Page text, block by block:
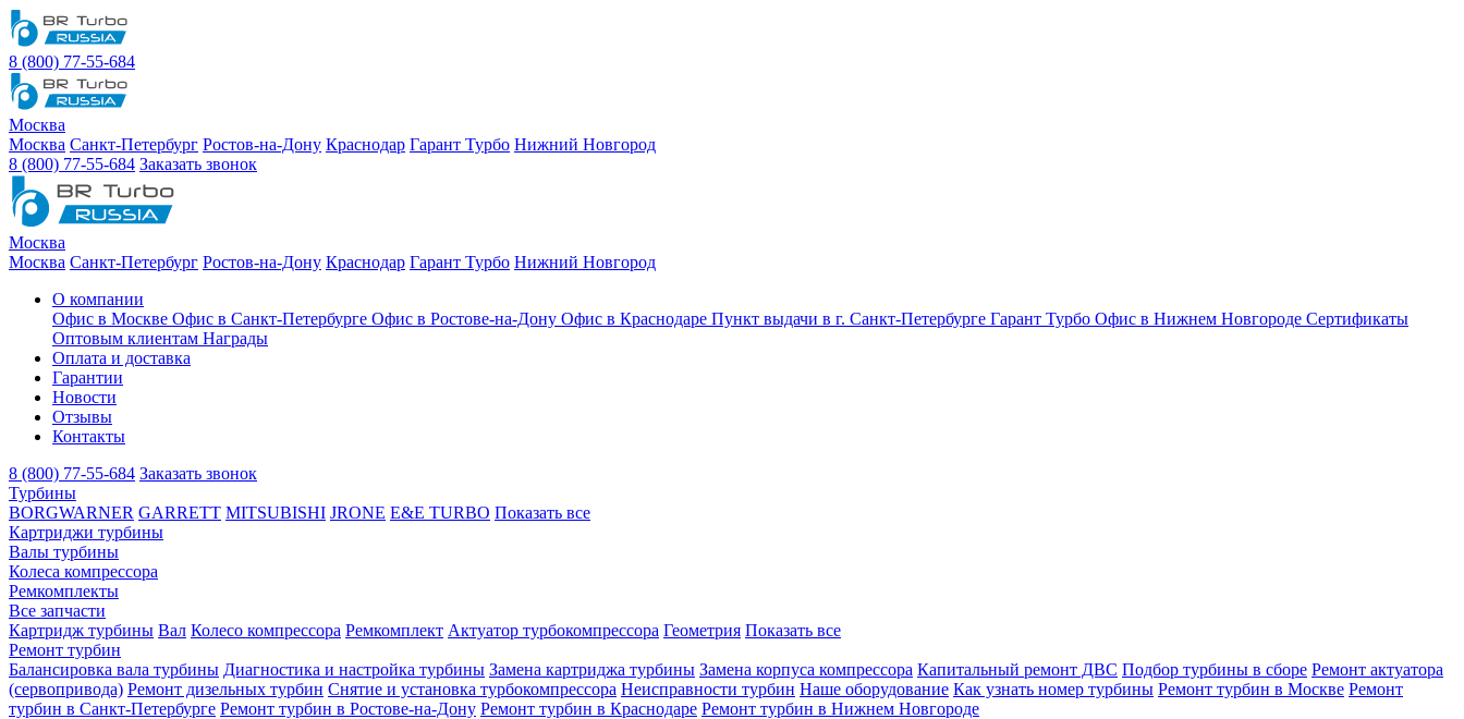
8 (800) 77-55-684
Москва
Москва Санкт-Петербург Ростов-на-Дону Краснодар Гарант Турбо Нижний Новгород
8 (800) 77-55-684 Заказать звонок
Москва
Москва Санкт-Петербург Ростов-на-Дону Краснодар Гарант Турбо Нижний Новгород
О компании
Офис в Москве Офис в Санкт-Петербурге Офис в Ростове-на-Дону Офис в Краснодаре Пункт выдачи в г. Санкт-Петербурге Гарант Турбо Офис в Нижнем Новгороде Сертификаты
Оптовым клиентам Награды
Оплата и доставка
Гарантии
Новости
Отзывы
Контакты
8 (800) 77-55-684 Заказать звонок
Турбины
BORGWARNER GARRETT MITSUBISHI JRONE E&E TURBO Показать все
Картриджи турбины
Валы турбины
Колеса компрессора
Ремкомплекты
Все запчасти
Картридж турбины Вал Колесо компрессора Ремкомплект Актуатор турбокомпрессора Геометрия Показать все
Ремонт турбин
Балансировка вала турбины Диагностика и настройка турбины Замена картриджа турбины Замена корпуса компрессора Капитальный ремонт ДВС Подбор турбины в сборе Ремонт актуатора
(сервопривода) Ремонт дизельных турбин Снятие и установка турбокомпрессора Неисправности турбин Наше оборудование Как узнать номер турбины Ремонт турбин в Москве Ремонт
турбин в Санкт-Петербурге Ремонт турбин в Ростове-на-Дону Ремонт турбин в Краснодаре Ремонт турбин в Нижнем Новгороде